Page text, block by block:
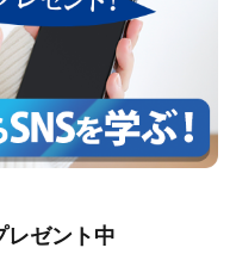
レゼント中